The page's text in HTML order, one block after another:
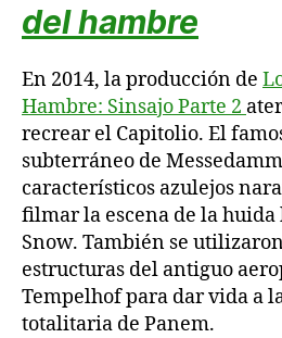
del hambre
En 2014, la producción de
Hambre: Sinsajo Parte 2
recrear el Capitolio. El
subterráneo de
característicos azulejos
filmar la escena de la huida
Snow. También se
estructuras del antiguo
Tempelhof para dar vida a
totalitaria de Panem.